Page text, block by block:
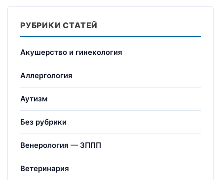
РУБРИКИ СТАТЕЙ
Акушерство и гинекология
Аллергология
Аутизм
Без рубрики
Венерология — ЗППП
Ветеринария